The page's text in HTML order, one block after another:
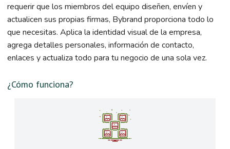
requerir que los miembros del equipo diseñen, envíen y
actualicen sus propias firmas, Bybrand proporciona todo lo
que necesitas. Aplica la identidad visual de la empresa,
agrega detalles personales, información de contacto,
enlaces y actualiza todo para tu negocio de una sola vez.
¿Cómo funciona?